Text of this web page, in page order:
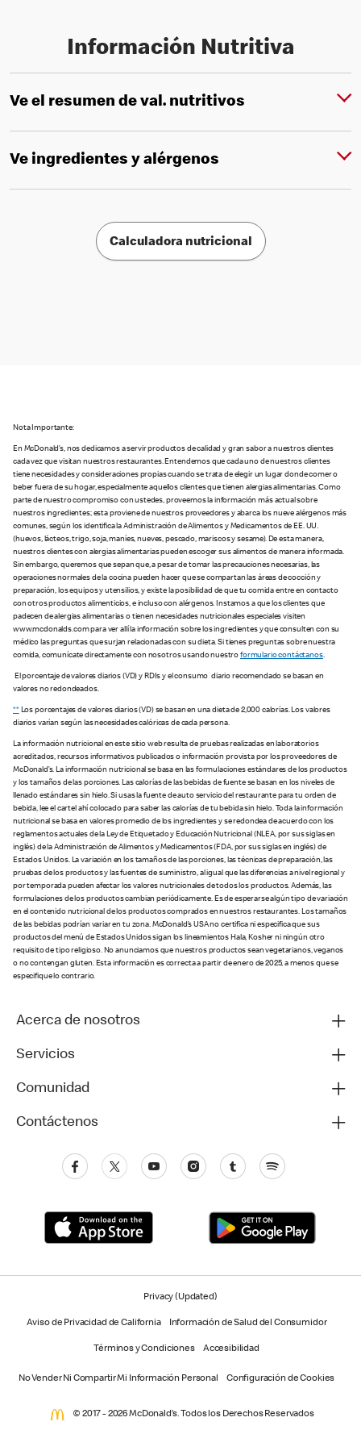
Información Nutritiva
Ve el resumen de val. nutritivos
Ve ingredientes y alérgenos
Calculadora nutricional
Nota Importante:
En McDonald’s, nos dedicamos a servir productos de calidad y gran sabor a nuestros clientes
cada vez que visitan nuestros restaurantes. Entendemos que cada uno de nuestros clientes
tiene necesidades y consideraciones propias cuando se trata de elegir un lugar donde comer o
beber fuera de su hogar, especialmente aquellos clientes que tienen alergias alimentarias. Como
parte de nuestro compromiso con ustedes, proveemos la información más actual sobre
nuestros ingredientes; esta proviene de nuestros proveedores y abarca los nueve alérgenos más
comunes, según los identifica la Administración de Alimentos y Medicamentos de EE. UU.
(huevos, lácteos, trigo, soja, maníes, nueves, pescado, mariscos y sesame). De esta manera,
nuestros clientes con alergias alimentarias pueden escoger sus alimentos de manera informada.
Sin embargo, queremos que sepan que, a pesar de tomar las precauciones necesarias, las
operaciones normales de la cocina pueden hacer que se compartan las áreas de cocción y
preparación, los equipos y utensilios, y existe la posibilidad de que tu comida entre en contacto
con otros productos alimenticios, e incluso con alérgenos. Instamos a que los clientes que
padecen de alergias alimentarias o tienen necesidades nutricionales especiales visiten
www.mcdonalds.com para ver allí la información sobre los ingredientes y que consulten con su
médico las preguntas que surjan relacionadas con su dieta. Si tienes preguntas sobre nuestra
comida, comunícate directamente con nosotros usando nuestroformulario contáctanos.
El porcentaje de valores diarios (VD) y RDIs y el consumo diario recomendado se basan en
valores no redondeados.
**Los porcentajes de valores diarios (VD) se basan en una dieta de 2,000 calorías. Los valores
diarios varían según las necesidades calóricas de cada persona.
La información nutricional en este sitio web resulta de pruebas realizadas en laboratorios
acreditados, recursos informativos publicados o información provista por los proveedores de
McDonald’s. La información nutricional se basa en las formulaciones estándares de los productos
y los tamaños de las porciones. Las calorías de las bebidas de fuente se basan en los niveles de
llenado estándares sin hielo. Si usas la fuente de auto servicio del restaurante para tu orden de
bebida, lee el cartel ahí colocado para saber las calorías de tu bebida sin hielo. Toda la información
nutricional se basa en valores promedio de los ingredientes y se redondea de acuerdo con los
reglamentos actuales de la Ley de Etiquetado y Educación Nutricional (NLEA, por sus siglas en
inglés) de la Administración de Alimentos y Medicamentos (FDA, por sus siglas en inglés) de
Estados Unidos. La variación en los tamaños de las porciones, las técnicas de preparación, las
pruebas de los productos y las fuentes de suministro, al igual que las diferencias a nivel regional y
por temporada pueden afectar los valores nutricionales de todos los productos. Además, las
formulaciones de los productos cambian periódicamente. Es de esperarse algún tipo de variación
en el contenido nutricional de los productos comprados en nuestros restaurantes. Los tamaños
de las bebidas podrían variar en tu zona. McDonald’s USA no certifica ni especifica que sus
productos del menú de Estados Unidos sigan los lineamientos Hala, Kosher ni ningún otro
requisito de tipo religioso. No anunciamos que nuestros productos sean vegetarianos, veganos
o no contengan gluten. Esta información es correcta a partir de enero de 2025, a menos que se
especifique lo contrario.
Acerca de nosotros
Servicios
Comunidad
Contáctenos
Privacy (Updated)
Aviso de Privacidad de California Información de Salud del Consumidor
Términos y Condiciones Accesibilidad
No Vender Ni Compartir Mi Información Personal Configuración de Cookies
© 2017 - 2026 McDonald’s. Todos los Derechos Reservados